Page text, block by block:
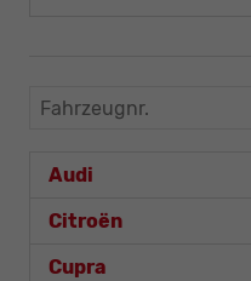
Fahrzeugnr.
Audi
Citroën
Cupra